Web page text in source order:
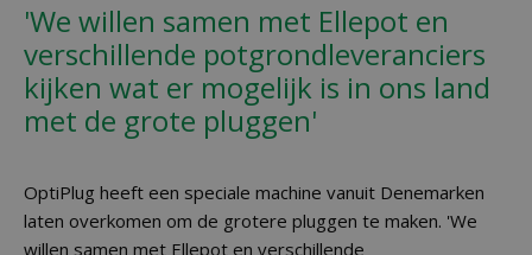
'We willen samen met Ellepot en
verschillende potgrondleveranciers
kijken wat er mogelijk is in ons land
met de grote pluggen'
OptiPlug heeft een speciale machine vanuit Denemarken
laten overkomen om de grotere pluggen te maken. 'We
willen samen met Ellepot en verschillende